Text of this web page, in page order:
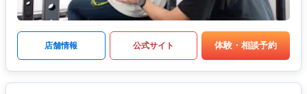
店舗情報 公式サイト 体験・相談予約